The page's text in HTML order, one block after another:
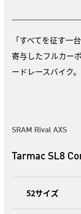
「すべてを征す一
寄与したフルカー
ードレースバイク。
SRAM Rival AXS
Tarmac SL8
52サイズ